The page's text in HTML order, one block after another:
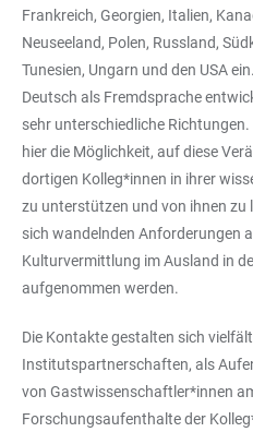
Frankreich, Georgien, Italien,
Neuseeland, Polen, Russland,
Tunesien, Ungarn und den USA
Deutsch als Fremdsprache
sehr unterschiedliche
hier die Möglichkeit, auf diese
dortigen Kolleg*innen in ihrer
zu unterstützen und von ihnen zu
sich wandelnden Anforderungen
Kulturvermittlung im Ausland in
aufgenommen werden.
Die Kontakte gestalten sich
Institutspartnerschaften, als
von Gastwissenschaftler*innen
Forschungsaufenthalte der